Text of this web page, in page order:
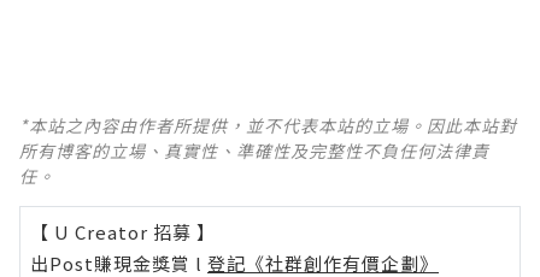
*本站之內容由作者所提供，並不代表本站的立場。因此本站對
所有博客的立場、真實性、準確性及完整性不負任何法律責
任。
【 U Creator 招募 】
出Post賺現金獎賞 l 登記《社群創作有價企劃》